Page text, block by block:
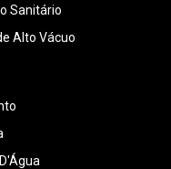
Sanitário
Alto Vácuo